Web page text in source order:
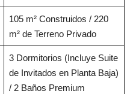
105 m² Construidos / 220
m² de Terreno Privado
3 Dormitorios (Incluye Suite
de Invitados en Planta Baja)
/ 2 Baños Premium